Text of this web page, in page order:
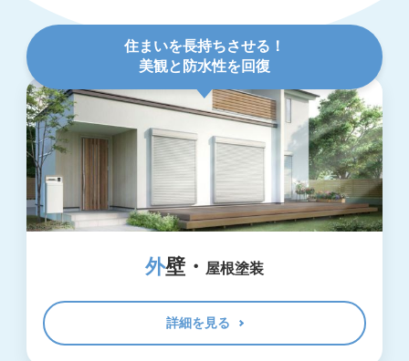
WORKS
施工事例
COMPANY
会社概要
CONTACT
お問い合わせ
Q&A
よくあるご質問
住まいを長持ちさせる！
美観と防水性を回復
外壁・ 屋根塗装
詳細を見る